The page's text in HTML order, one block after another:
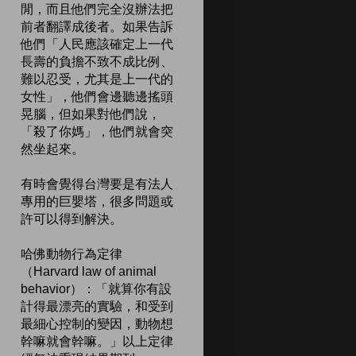
閒，而且他們完全沒辦法把
前者翻譯成後者。如果告訴
他們「人民應該確定上一代
長壽的負擔不致不成比例、
難以忍受，尤其是上一代的
女性」，他們會邊聽邊搖頭
晃腦，但如果對他們說，
「殺了你媽」，他們就會突
然坐起來。
有時會覺得台灣要是有法人
專用的巨嬰塔，很多問題或
許可以得到解決。
哈佛動物行為定律
（Harvard law of animal
behavior）：「就算你有設
計得最漂亮的實驗，和受到
最細心控制的變因，動物想
幹嘛就會幹嘛。」以上定律